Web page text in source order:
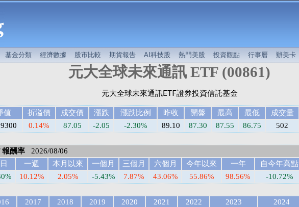
基金分類 經濟數據 股市比較 期貨報告 AI科技股 熱門美股 投資觀點 行事曆 辦美卡
元大全球未來通訊 ETF (00861)
值 折溢價 成交價 漲跌 漲跌比例 昨收 開盤 最高 最低 成交量
0.14% 87.05 -2.05 -2.30% 89.10 87.30 87.55 86.75 502
報酬率 2026/08/06
一週 本月以來 一個月 三個月 六個月 今年以來 一年 自今年高點
10.12% 2.05% -5.43% 7.87% 43.06% 55.86% 98.56% -10.72%
2017 2018 2019 2020 2021 2022 2023 2024